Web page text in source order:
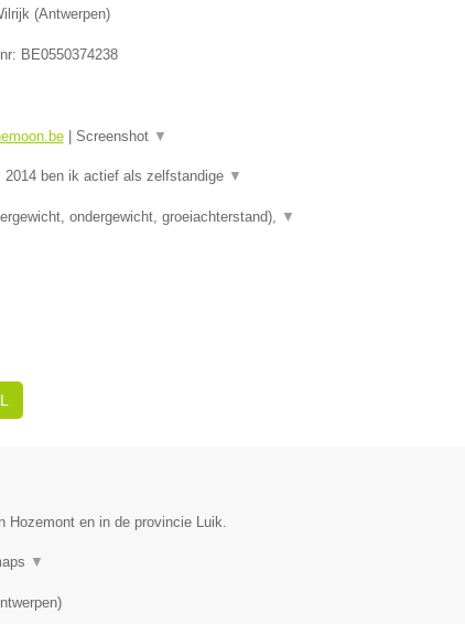
(Antwerpen)
BE0550374238
| Screenshot ▼
ben ik actief als zelfstandige ▼
ondergewicht, groeiachterstand), ▼
Hozemont en in de provincie Luik.
▼
)